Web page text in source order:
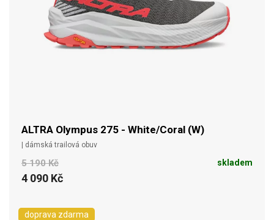
ALTRA Olympus 275 - White/Coral (W)
| dámská trailová obuv
5 190 Kč
4 090 Kč
skladem
doprava zdarma